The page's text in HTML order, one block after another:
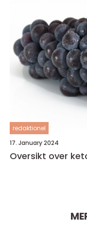
redaktionel
17. January 2024
Oversikt over